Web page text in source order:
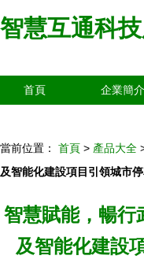
智慧互通科
首頁 企業簡介
當前位置： 首頁 > 產品大全
及智能化建設項目引領城市
智慧賦能，暢行
及智能化建設